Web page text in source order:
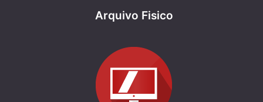
Arquivo Fisico